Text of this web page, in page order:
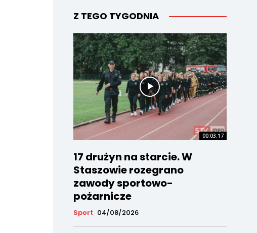
Z TEGO TYGODNIA
00:03:17
17 drużyn na starcie. W
Staszowie rozegrano
zawody sportowo-
pożarnicze
Sport 04/08/2026